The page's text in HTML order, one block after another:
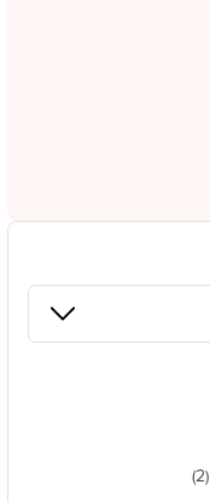
(
2
)